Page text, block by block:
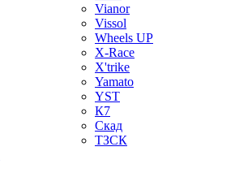
Vianor
Vissol
Wheels UP
X-Race
X'trike
Yamato
YST
К7
Скад
ТЗСК